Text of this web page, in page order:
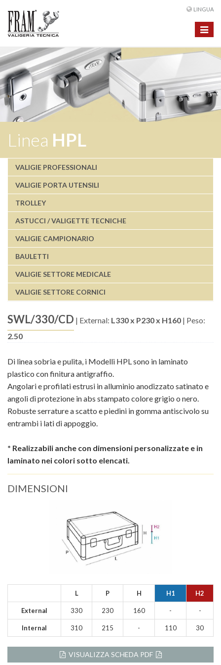
LINGUA
Toggle
Linea HPL
VALIGIE PROFESSIONALI
VALIGIE PORTA UTENSILI
TROLLEY
ASTUCCI / VALIGETTE TECNICHE
VALIGIE CAMPIONARIO
BAULETTI
VALIGIE SETTORE MEDICALE
VALIGIE SETTORE CORNICI
SWL/330/CD | External: L330 x P230 x H160 | Peso:
2.50
Di linea sobria e pulita, i Modelli HPL sono in laminato
plastico con finitura antigraffio.
Angolari e profilati estrusi in alluminio anodizzato satinato e
angoli di protezione in abs stampato colore grigio o nero.
Robuste serrature a scatto e piedini in gomma antiscivolo su
entrambi i lati di appoggio.
* Realizzabili anche con dimensioni personalizzate e in
laminato nei colori sotto elencati.
DIMENSIONI
L P H H1 H2
External 330 230 160 - -
Internal 310 215 - 110 30
VISUALIZZA SCHEDA PDF